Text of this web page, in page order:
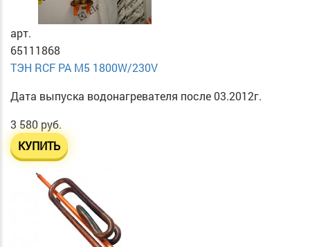
арт.
65111868
ТЭН RСF PA М5 1800W/230V
Дата выпуска водонагревателя после 03.2012г.
3 580 руб.
КУПИТЬ